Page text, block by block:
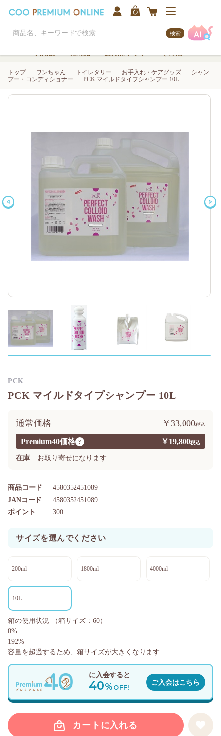
検索
トップ ワンちゃん トイレタリー お手入れ・ケアグッズ
シャン
プー・コンディショナー
PCK マイルドタイプシャンプー 10L
PCK マイルドタイプシャンプー 10L
Premium40価格 ? ￥19,800
通常価格 ￥33,000
在庫 お取り寄せになります
商品コード 4580352451089
ポイント 300
JANコード 4580352451089
サイズを選んでください
200ml 1800ml 4000ml
10L
カートに入れる
PCK
に入会すると
40%OFF!
ご入会はこちら
箱の使用状況
（箱サイズ：60）
0%
192%
容量を超過するため、箱サイズが大きくなります